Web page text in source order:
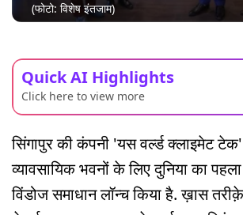
(फोटो: विशेष इंतजाम)
Quick AI Highlights
Click here to view more
सिंगापुर की कंपनी 'यस वर्ल्ड क्लाइमेट
व्यावसायिक भवनों के लिए दुनिया का
विंडोज समाधान लॉन्च किया है. ख़ास